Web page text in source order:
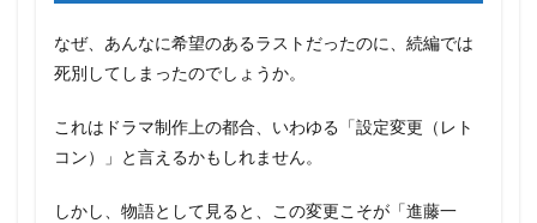
なぜ、あんなに希望のあるラストだったのに、続編では
死別してしまったのでしょうか。
これはドラマ制作上の都合、いわゆる「設定変更（レト
コン）」と言えるかもしれません。
しかし、物語として見ると、この変更こそが「進藤一